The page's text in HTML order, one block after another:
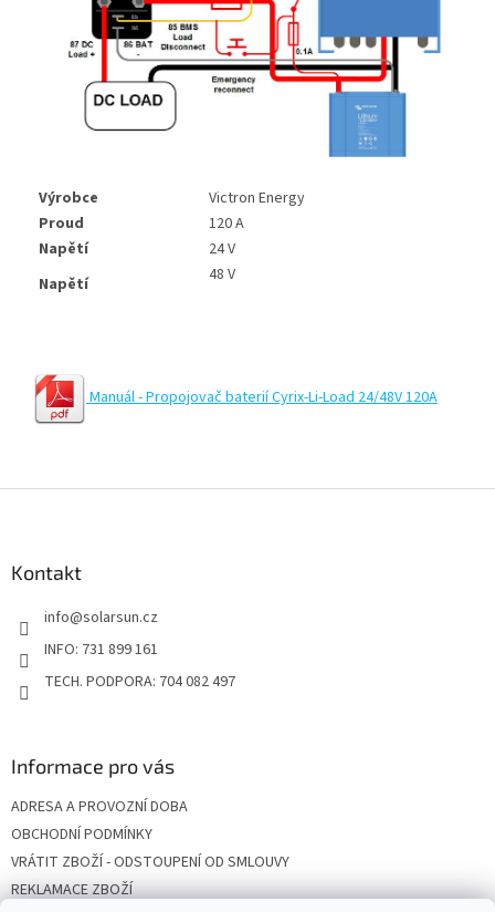
Výrobce
Victron Energy
Proud
120 A
Napětí
24 V
Napětí
48 V
Manuál - Propojovač baterií Cyrix-Li-Load 24/48V 120A
Kontakt
info@solarsun.cz
INFO: 731 899 161
TECH. PODPORA: 704 082 497
Informace pro vás
ADRESA A PROVOZNÍ DOBA
OBCHODNÍ PODMÍNKY
VRÁTIT ZBOŽÍ - ODSTOUPENÍ OD SMLOUVY
REKLAMACE ZBOŽÍ